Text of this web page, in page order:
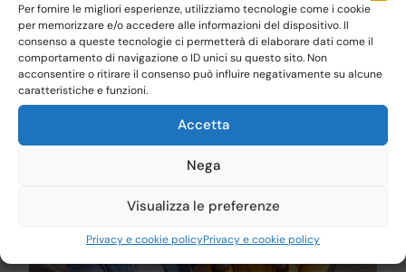
Per fornire le migliori esperienze, utilizziamo tecnologie come i cookie
per memorizzare e/o accedere alle informazioni del dispositivo. Il
consenso a queste tecnologie ci permetterà di elaborare dati come il
comportamento di navigazione o ID unici su questo sito. Non
acconsentire o ritirare il consenso può influire negativamente su alcune
caratteristiche e funzioni.
Accetta
Nega
Visualizza le preferenze
Privacy e cookie policyPrivacy e cookie policy
possono seguire la donna anche in questo caso sono
ginecologi e ostetrici,che potranno aiutarla a mantenere
controllati il peso e la pressione, in modo che non vi siano
improvvisi aumenti.